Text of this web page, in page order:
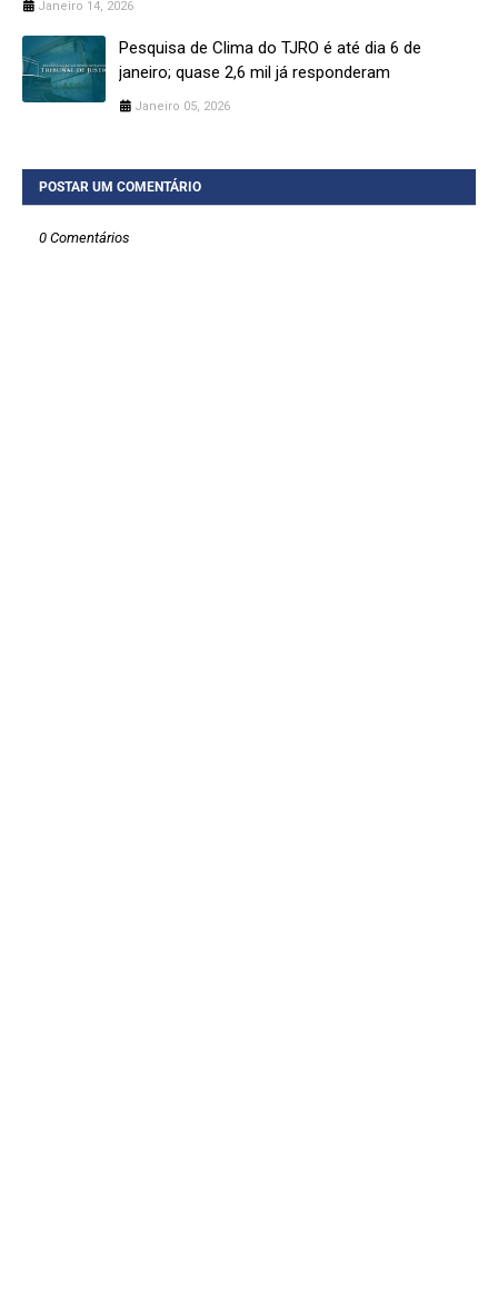
Janeiro 14, 2026
Pesquisa de Clima do TJRO é até dia 6 de
janeiro; quase 2,6 mil já responderam
Janeiro 05, 2026
POSTAR UM COMENTÁRIO
0 Comentários